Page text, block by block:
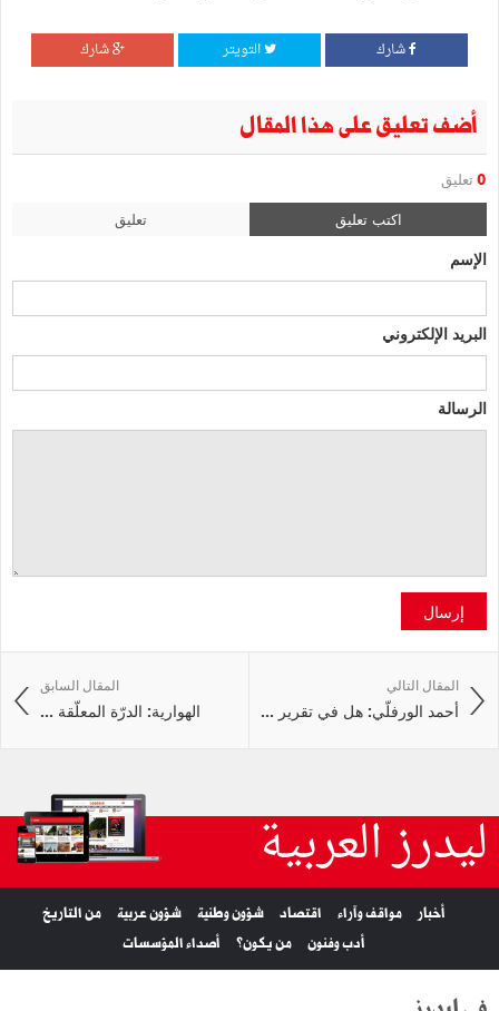
شارك التويتر شارك
أضف تعليق على هذا المقال
0 تعليق
اكتب تعليق تعليق
الإسم
البريد الإلكتروني
الرسالة
إرسال
المقال السابق
الهوارية: الدرّة المعلّقة ...
المقال التالي
أحمد الورفلّي: هل في تقرير ...
ليدرز العربية
أخبار مواقف وآراء اقتصاد شؤون وطنية شؤون عربية
من التاريخ
أدب وفنون
من يكون؟ أصداء المؤسسات